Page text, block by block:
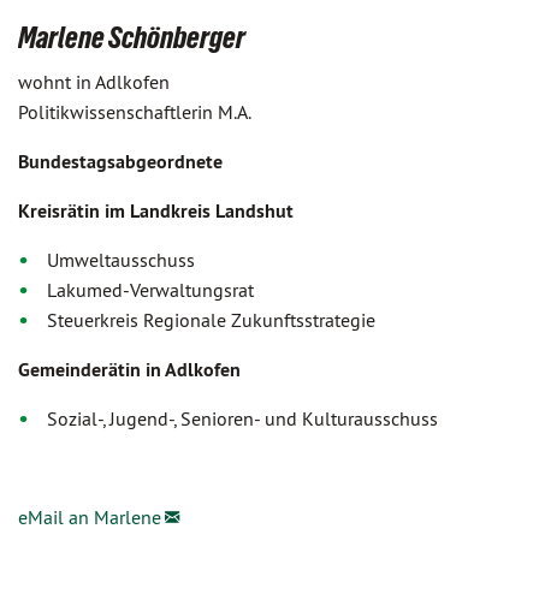
Marlene Schönberger
wohnt in Adlkofen
Politikwissenschaftlerin M.A.
Bundestagsabgeordnete
Kreisrätin im Landkreis Landshut
Umweltausschuss
Lakumed-Verwaltungsrat
Steuerkreis Regionale Zukunftsstrategie
Gemeinderätin in Adlkofen
Sozial-, Jugend-, Senioren- und Kulturausschuss
eMail an Marlene